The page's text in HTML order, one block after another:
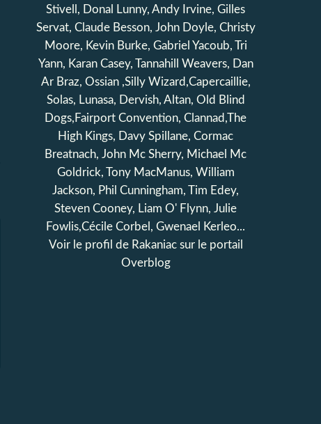
Stivell, Donal Lunny, Andy Irvine, Gilles
Servat, Claude Besson, John Doyle, Christy
Moore, Kevin Burke, Gabriel Yacoub, Tri
Yann, Karan Casey, Tannahill Weavers, Dan
Ar Braz, Ossian ,Silly Wizard,Capercaillie,
Solas, Lunasa, Dervish, Altan, Old Blind
Dogs,Fairport Convention, Clannad,The
High Kings, Davy Spillane, Cormac
Breatnach, John Mc Sherry, Michael Mc
Goldrick, Tony MacManus, William
Jackson, Phil Cunningham, Tim Edey,
Steven Cooney, Liam O' Flynn, Julie
Fowlis,Cécile Corbel, Gwenael Kerleo...
Voir le profil de Rakaniacsur le portail
Overblog